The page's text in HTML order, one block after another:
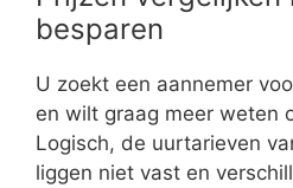
besparen
U zoekt een aannemer
en wilt graag meer weten
Logisch, de uurtarieven
liggen niet vast en